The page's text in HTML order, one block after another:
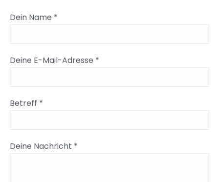
Dein Name *
Deine E-Mail-Adresse *
Betreff *
Deine Nachricht *